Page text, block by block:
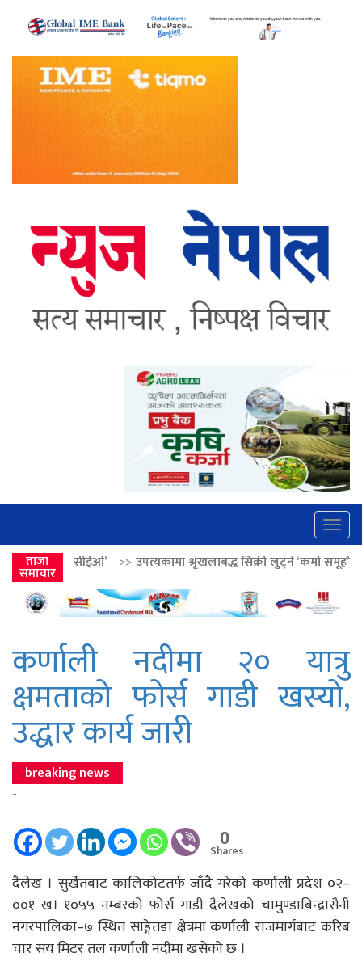
ताजा
समाचार
>>उपत्यकामा श्रृंखलाबद्ध सिक्री लुट्ने ‘कर्मा समूह’का नाइकेसहित पाँच
कर्णाली नदीमा २० यात्रु
क्षमताको फोर्स गाडी खस्यो,
उद्धार कार्य जारी
breaking news
-
0
Shares
दैलेख । सुर्खेतबाट कालिकोटतर्फ जाँदै गरेको कर्णाली प्रदेश ०२–
००१ ख। १०५५ नम्बरको फोर्स गाडी दैलेखको चामुण्डाबिन्द्रासैनी
नगरपालिका–७ स्थित साङ्गेतडा क्षेत्रमा कर्णाली राजमार्गबाट करिब
चार सय मिटर तल कर्णाली नदीमा खसेको छ ।